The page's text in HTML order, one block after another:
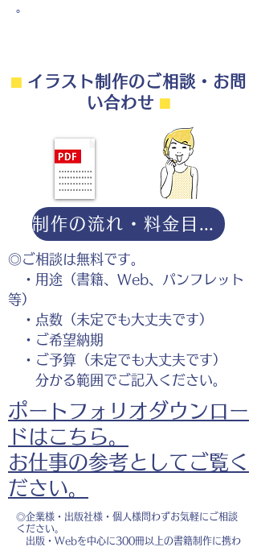
。
⬛︎イラスト制作のご相談・お問
い合わせ ⬛︎
◎ご相談は無料です。
・用途（書籍、Web、パンフレット
等）
・点数（未定でも大丈夫です）
・ご希望納期
・ご予算（未定でも大丈夫です）
分かる範囲でご記入ください。
ポートフォリオダウンロー
ドはこちら。
お仕事の参考としてご覧く
ださい。
◎企業様・出版社様・個人様問わずお気軽にご相談
ください。
出版・Webを中心に300冊以上の書籍制作に携わ